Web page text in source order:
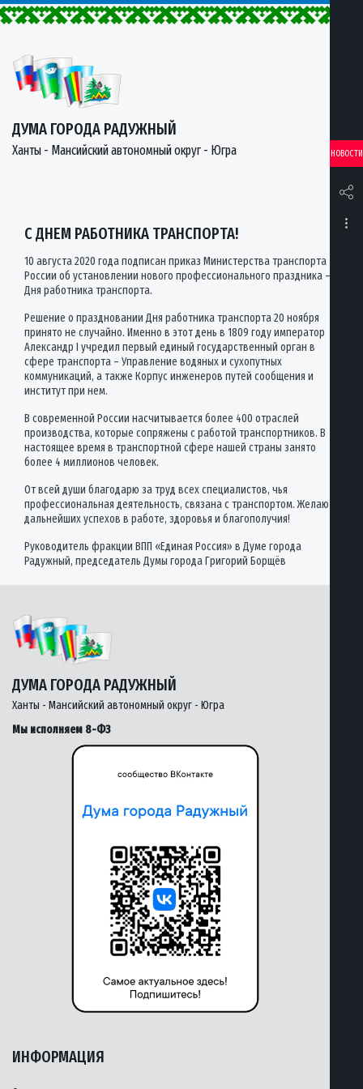
ДУМА ГОРОДА РАДУЖНЫЙ
Ханты - Мансийский автономный округ - Югра НОВОСТИ
С ДНЕМ РАБОТНИКА ТРАНСПОРТА!
10 августа 2020 года подписан приказ Министерства транспорта
России об установлении нового профессионального праздника –
Дня работника транспорта.
Решение о праздновании Дня работника транспорта 20 ноября
принято не случайно. Именно в этот день в 1809 году император
Александр I учредил первый единый государственный орган в
сфере транспорта – Управление водяных и сухопутных
коммуникаций, а также Корпус инженеров путей сообщения и
институт при нем.
В современной России насчитывается более 400 отраслей
производства, которые сопряжены с работой транспортников. В
настоящее время в транспортной сфере нашей страны занято
более 4 миллионов человек.
От всей души благодарю за труд всех специалистов, чья
профессиональная деятельность, связана с транспортом. Желаю
дальнейших успехов в работе, здоровья и благополучия!
Руководитель фракции ВПП «Единая Россия» в Думе города
Радужный, председатель Думы города Григорий Борщёв
ДУМА ГОРОДА РАДУЖНЫЙ
Ханты - Мансийский автономный округ - Югра
Мы исполняем 8-ФЗ
ИНФОРМАЦИЯ